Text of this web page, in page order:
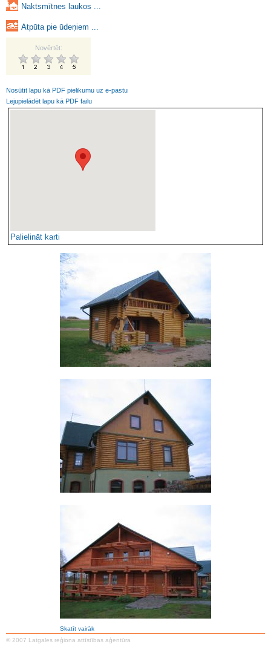
Naktsmītnes laukos ...
Atpūta pie ūdeņiem ...
Novērtēt:
Nosūtīt lapu kā PDF pielikumu uz e-pastu
Lejupielādēt lapu kā PDF failu
Palielināt karti
Skatīt vairāk
© 2007 Latgales reģiona attīstības aģentūra